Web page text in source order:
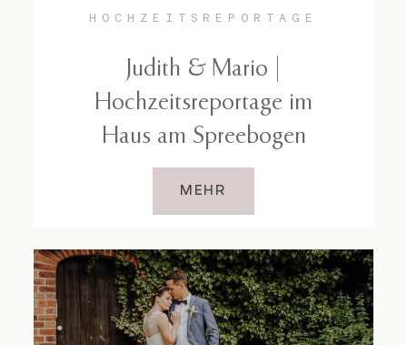
HOCHZEITSREPORTAGE
Judith & Mario |
Hochzeitsreportage im
Haus am Spreebogen
MEHR